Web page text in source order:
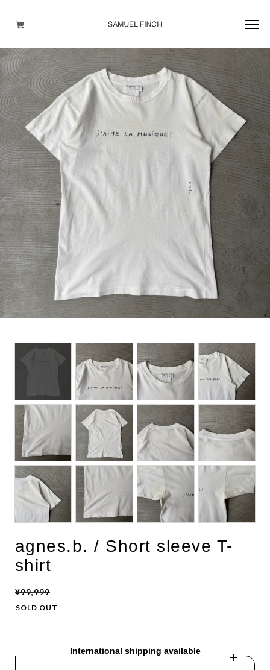
Men's
Maison Martin Margiela
Helmut Lang
Yohji Yamamoto
Other brands
TOPS
OUTER WEAR
BOTTOMS
DESIGNERS ARCHIVES
agnes.b. / Short sleeve T-
shirt
¥99,999
SOLD OUT
International shipping available